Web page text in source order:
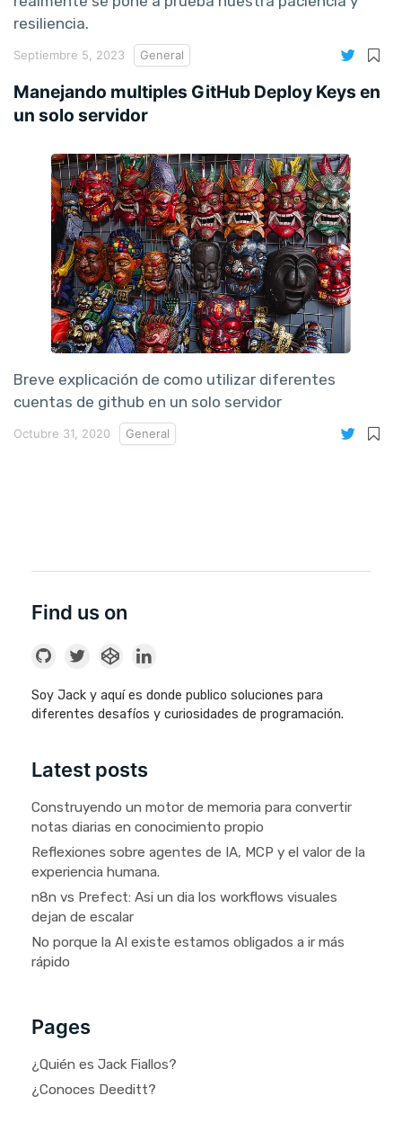
resiliencia.
Septiembre 5, 2023 General
Manejando multiples GitHub Deploy Keys en
un solo servidor
Breve explicación de como utilizar diferentes
cuentas de github en un solo servidor
Octubre 31, 2020 General
Find us on
Soy Jack y aquí es donde publico soluciones para
diferentes desafíos y curiosidades de programación.
Latest posts
Construyendo un motor de memoria para convertir
notas diarias en conocimiento propio
Reflexiones sobre agentes de IA, MCP y el valor de la
experiencia humana.
n8n vs Prefect: Asi un dia los workflows visuales
dejan de escalar
No porque la AI existe estamos obligados a ir más
rápido
Pages
¿Quién es Jack Fiallos?
¿Conoces Deeditt?